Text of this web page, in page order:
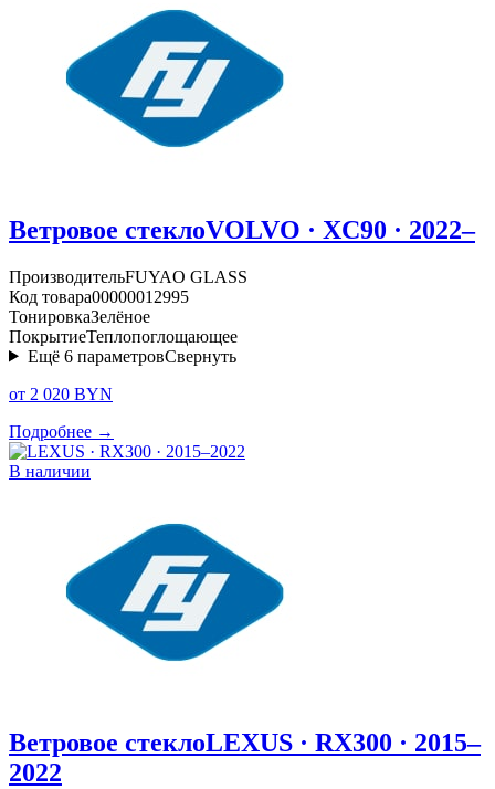
Ветровое стеклоVOLVO · XC90 · 2022–
ПроизводительFUYAO GLASS
Код товара00000012995
ТонировкаЗелёное
ПокрытиеТеплопоглощающее
Ещё 6 параметровСвернуть
от 2 020 BYN
Подробнее →
В наличии
Ветровое стеклоLEXUS · RX300 · 2015–
2022